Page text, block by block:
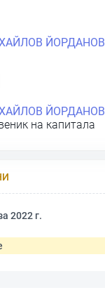
ЙОРДАНОВ
ЙОРДАНОВ
на капитала
2022 г.